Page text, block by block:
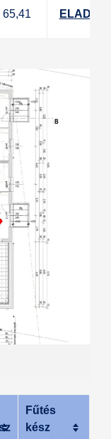
65,41 ELADVA
Fűtés
kész